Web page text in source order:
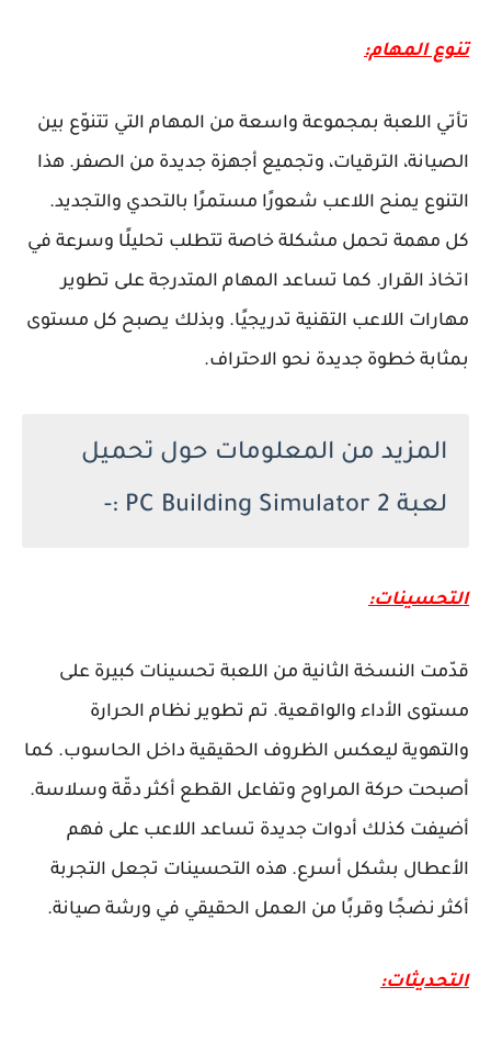
تنوع المهام:
تأتي اللعبة بمجموعة واسعة من المهام التي تتنوّع بين
الصيانة، الترقيات، وتجميع أجهزة جديدة من الصفر. هذا
التنوع يمنح اللاعب شعورًا مستمرًا بالتحدي والتجديد.
كل مهمة تحمل مشكلة خاصة تتطلب تحليلًا وسرعة في
اتخاذ القرار. كما تساعد المهام المتدرجة على تطوير
مهارات اللاعب التقنية تدريجيًا. وبذلك يصبح كل مستوى
بمثابة خطوة جديدة نحو الاحتراف.
المزيد من المعلومات حول تحميل
لعبة PC Building Simulator 2 :-
التحسينات:
قدّمت النسخة الثانية من اللعبة تحسينات كبيرة على
مستوى الأداء والواقعية. تم تطوير نظام الحرارة
والتهوية ليعكس الظروف الحقيقية داخل الحاسوب. كما
أصبحت حركة المراوح وتفاعل القطع أكثر دقّة وسلاسة.
أضيفت كذلك أدوات جديدة تساعد اللاعب على فهم
الأعطال بشكل أسرع. هذه التحسينات تجعل التجربة
أكثر نضجًا وقربًا من العمل الحقيقي في ورشة صيانة.
التحديثات: